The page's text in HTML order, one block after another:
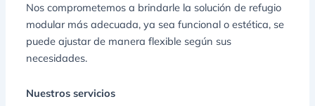
Nos comprometemos a brindarle la solución de refugio
modular más adecuada, ya sea funcional o estética, se
puede ajustar de manera flexible según sus
necesidades.
Nuestros servicios